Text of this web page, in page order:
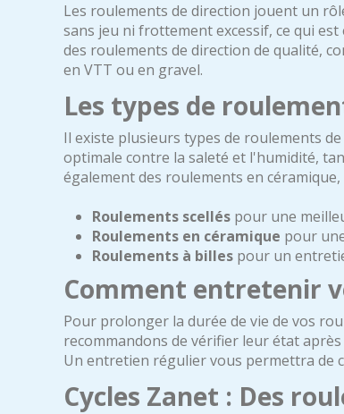
Les roulements de direction jouent un
sans jeu ni frottement excessif, ce qui
des roulements de direction de qualité,
en VTT ou en gravel.
Les types de
Il existe plusieurs types de roulements
optimale contre la saleté et l'humidité,
également des roulements en
Roulements scellés pour une
Roulements en céramique pour
Roulements à billes pour un
Comment entretenir
Pour prolonger la durée de vie de vos
recommandons de vérifier leur état
Un entretien régulier vous permettra de
Cycles Zanet : Des